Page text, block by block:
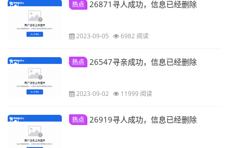
热点 26871寻人成功，信息已经删除
2023-09-05 6982 阅读
热点 26547寻亲成功，信息已经删除
2023-09-02 11999 阅读
热点 26919寻人成功，信息已经删除